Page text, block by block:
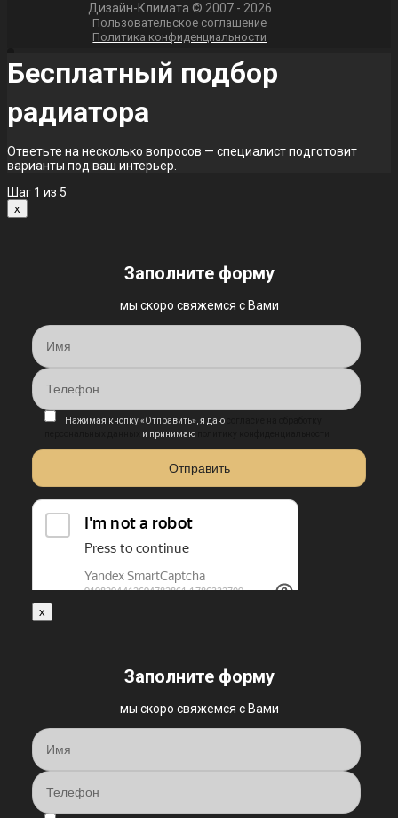
Дизайн-Климата © 2007 - 2026
Пользовательское соглашение
Политика конфиденциальности
Бесплатный подбор
радиатора
Ответьте на несколько вопросов — специалист подготовит
варианты под ваш интерьер.
Шаг 1 из 5
x
Заполните форму
мы скоро свяжемся с Вами
Нажимая кнопку «Отправить», я даю
и принимаю
x
Заполните форму
мы скоро свяжемся с Вами